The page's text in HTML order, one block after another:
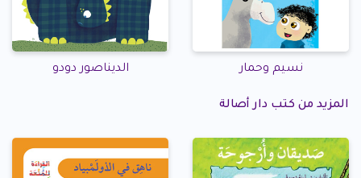
نسيم وحمار الديناصور دودو
المزيد من كتب دار أصالة